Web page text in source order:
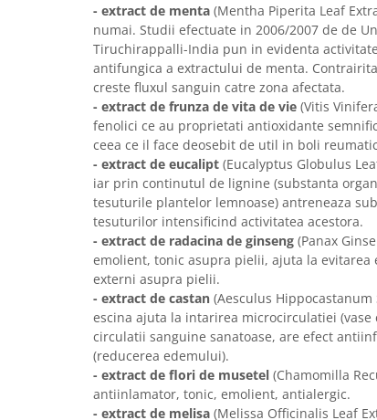
- extract de menta (Mentha Piperita Leaf
numai. Studii efectuate in 2006/2007 de de
Tiruchirappalli-India pun in evidenta
antifungica a extractului de menta.
creste fluxul sanguin catre zona afectata.
- extract de frunza de vita de vie (Vitis
fenolici ce au proprietati antioxidante
ceea ce il face deosebit de util in boli
- extract de eucalipt (Eucalyptus Globulus
iar prin continutul de lignine (substanta
tesuturile plantelor lemnoase) antreneaza
tesuturilor intensificind activitatea acestora.
- extract de radacina de ginseng (Panax
emolient, tonic asupra pielii, ajuta la evitarea
externi asupra pielii.
- extract de castan (Aesculus
escina ajuta la intarirea microcirculatiei
circulatii sanguine sanatoase, are efect
(reducerea edemului).
- extract de flori de musetel (Chamomilla
antiinlamator, tonic, emolient, antialergic.
- extract de melisa (Melissa Officinalis Leaf